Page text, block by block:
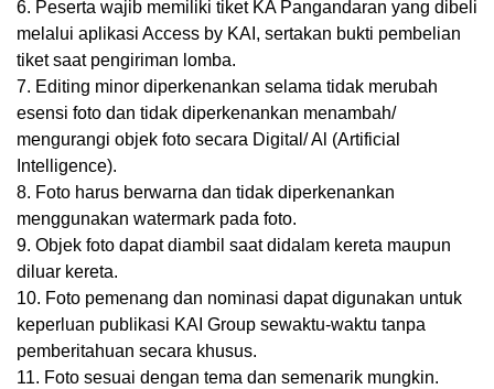
6. Peserta wajib memiliki tiket KA Pangandaran yang dibeli
melalui aplikasi Access by KAI, sertakan bukti pembelian
tiket saat pengiriman lomba.
7. Editing minor diperkenankan selama tidak merubah
esensi foto dan tidak diperkenankan menambah/
mengurangi objek foto secara Digital/ Al (Artificial
Intelligence).
8. Foto harus berwarna dan tidak diperkenankan
menggunakan watermark pada foto.
9. Objek foto dapat diambil saat didalam kereta maupun
diluar kereta.
10. Foto pemenang dan nominasi dapat digunakan untuk
keperluan publikasi KAI Group sewaktu-waktu tanpa
pemberitahuan secara khusus.
11. Foto sesuai dengan tema dan semenarik mungkin.